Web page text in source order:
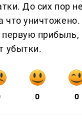
До сих пор
что
первую прибыль,
убытки.
0 0